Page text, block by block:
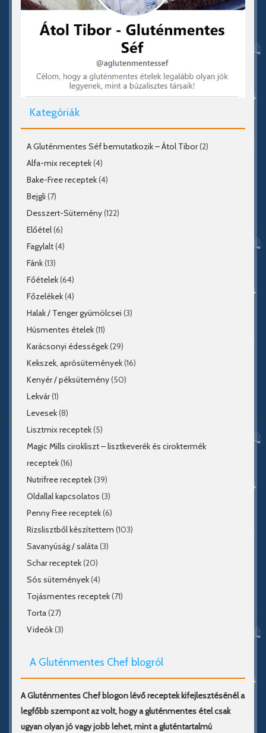
Kategóriák
A Gluténmentes Séf bemutatkozik – Átol Tibor(2)
Alfa-mix receptek(4)
Bake-Free receptek(4)
Bejgli (7)
Desszert-Sütemény(122)
Előétel(6)
Fagylalt(4)
Fánk(13)
Főételek(64)
Főzelékek(4)
Halak / Tenger gyümölcsei (3)
Húsmentes ételek(11)
Karácsonyi édességek(29)
Kekszek, aprósütemények(16)
Kenyér / péksütemény(50)
Lekvár(1)
Levesek(8)
Lisztmix receptek(5)
Magic Mills cirokliszt – lisztkeverék és ciroktermék
receptek(16)
Nutrifree receptek(39)
Oldallal kapcsolatos (3)
Penny Free receptek(6)
Rizslisztből készítettem (103)
Savanyúság / saláta(3)
Schar receptek(20)
Sós sütemények(4)
Tojásmentes receptek(71)
Torta(27)
Videók(3)
A Gluténmentes Chef blogról
A Gluténmentes Chef blogon lévő receptek kifejlesztésénél a
legfőbb szempont az volt, hogy a gluténmentes étel csak
ugyan olyan jó vagy jobb lehet, mint a gluténtartalmú